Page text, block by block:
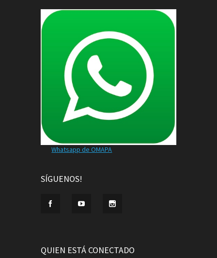
Whatsapp de OMAPA
SÍGUENOS!
QUIEN ESTÁ CONECTADO